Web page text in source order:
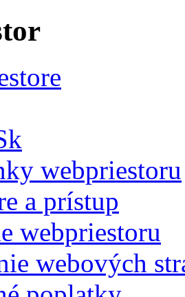
webpriestoru
a prístup
webpriestoru
webových